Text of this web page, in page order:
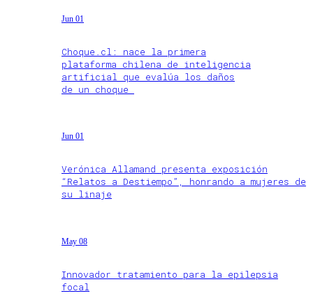
Jun 01
Choque.cl: nace la primera
plataforma chilena de inteligencia
artificial que evalúa los daños
de un choque
Jun 01
Verónica Allamand presenta exposición
“Relatos a Destiempo”, honrando a mujeres de
su linaje
May 08
Innovador tratamiento para la epilepsia
focal